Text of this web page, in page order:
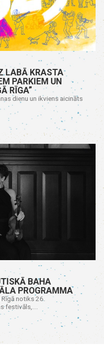
LABĀ KRASTA
PARKIEM UN
RĪGA”
dienu un ikviens aicināts
BAHA
PROGRAMMA
notiks 26.
festivāls,...